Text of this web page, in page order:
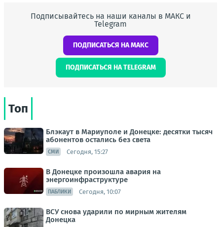
Подписывайтесь на наши каналы в МАКС и
Telegram
ПОДПИСАТЬСЯ НА МАКС
ПОДПИСАТЬСЯ НА TELEGRAM
Топ
Блэкаут в Мариуполе и Донецке: десятки тысяч
абонентов остались без света
СМИ Сегодня, 15:27
В Донецке произошла авария на
энергоинфраструктуре
ПАБЛИКИ Сегодня, 10:07
ВСУ снова ударили по мирным жителям
Донецка